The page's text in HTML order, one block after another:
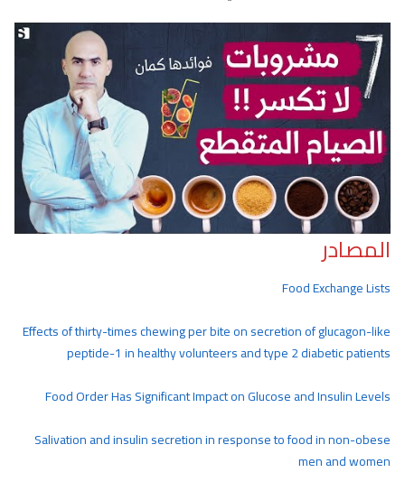
المصادر
Food Exchange Lists
Effects of thirty-times chewing per bite on secretion of glucagon-like
peptide-1 in healthy volunteers and type 2 diabetic patients
Food Order Has Significant Impact on Glucose and Insulin Levels
Salivation and insulin secretion in response to food in non-obese
men and women